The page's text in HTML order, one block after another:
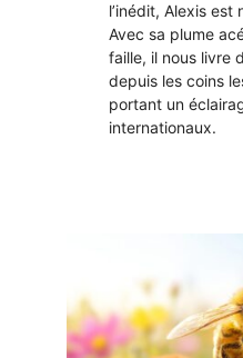
l’inédit, Alexis
Avec sa plume
faille, il nous livre
depuis les coins
portant un
internationaux.